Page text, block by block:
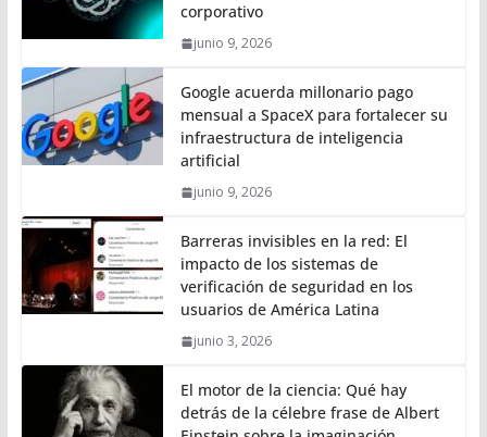
corporativo
junio 9, 2026
Google acuerda millonario pago
mensual a SpaceX para fortalecer su
infraestructura de inteligencia
artificial
junio 9, 2026
Barreras invisibles en la red: El
impacto de los sistemas de
verificación de seguridad en los
usuarios de América Latina
junio 3, 2026
El motor de la ciencia: Qué hay
detrás de la célebre frase de Albert